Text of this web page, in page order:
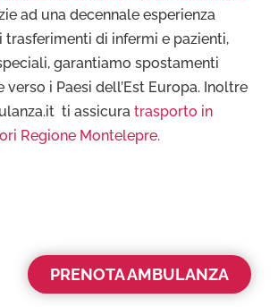
ad una decennale esperienza
trasferimenti di infermi e pazienti,
garantiamo spostamenti
verso i Paesi dell’Est Europa. Inoltre
ti assicura trasporto in
Regione Montelepre.
PRENOTA AMBULANZA